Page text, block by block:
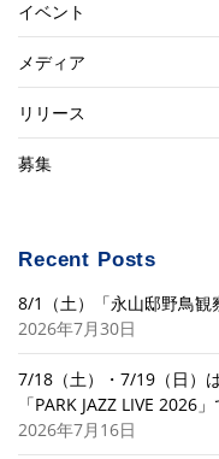
イベント
メディア
リリース
募集
Recent Posts
8/1（土）「永山邸野鳥観
2026年7月30日
7/18（土）・7/19（日）
「PARK JAZZ LIVE 2026
2026年7月16日